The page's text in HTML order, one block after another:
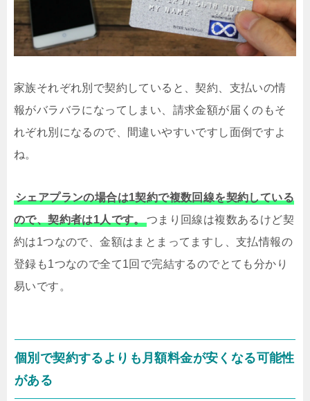
家族それぞれ別で契約していると、契約、支払いの情
報がバラバラになってしまい、請求金額が届くのもそ
れぞれ別になるので、間違いやすいですし面倒ですよ
ね。
シェアプランの場合は1契約で複数回線を契約している
ので、契約者は1人です。つまり回線は複数あるけど契
約は1つなので、金額はまとまってますし、支払情報の
登録も1つなので全て1回で完結するのでとても分かり
易いです。
個別で契約するよりも月額料金が安くなる可能性
がある